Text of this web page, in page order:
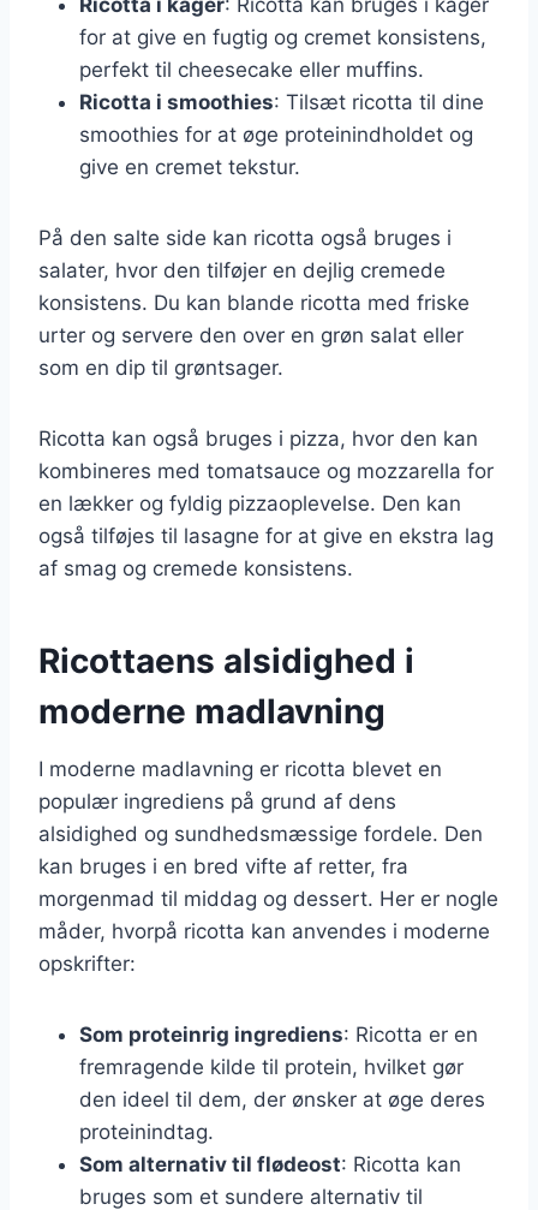
for at give en fugtig og cremet konsistens,
perfekt til cheesecake eller muffins.
Ricotta i smoothies: Tilsæt ricotta til dine
smoothies for at øge proteinindholdet og
give en cremet tekstur.
På den salte side kan ricotta også bruges i
salater, hvor den tilføjer en dejlig cremede
konsistens. Du kan blande ricotta med friske
urter og servere den over en grøn salat eller
som en dip til grøntsager.
Ricotta kan også bruges i pizza, hvor den kan
kombineres med tomatsauce og mozzarella for
en lækker og fyldig pizzaoplevelse. Den kan
også tilføjes til lasagne for at give en ekstra lag
af smag og cremede konsistens.
Ricottaens alsidighed i
moderne madlavning
I moderne madlavning er ricotta blevet en
populær ingrediens på grund af dens
alsidighed og sundhedsmæssige fordele. Den
kan bruges i en bred vifte af retter, fra
morgenmad til middag og dessert. Her er nogle
måder, hvorpå ricotta kan anvendes i moderne
opskrifter:
Som proteinrig ingrediens: Ricotta er en
fremragende kilde til protein, hvilket gør
den ideel til dem, der ønsker at øge deres
proteinindtag.
Som alternativ til flødeost: Ricotta kan
bruges som et sundere alternativ til